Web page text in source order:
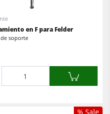
en F para Felder
soporte
% Sale